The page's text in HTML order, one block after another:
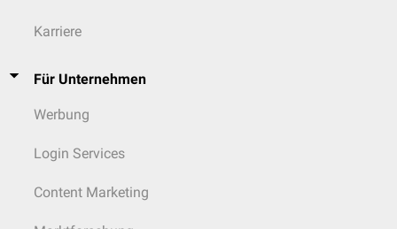
Karriere
Für Unternehmen
Werbung
Login Services
Content Marketing